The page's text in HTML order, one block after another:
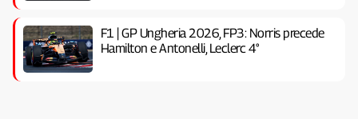
F1 | GP Ungheria 2026, FP3: Norris precede
Hamilton e Antonelli, Leclerc 4°